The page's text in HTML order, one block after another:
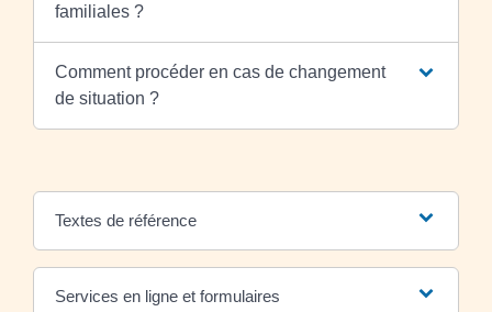
familiales ?
Comment procéder en cas de changement
de situation ?
Textes de référence
Services en ligne et formulaires